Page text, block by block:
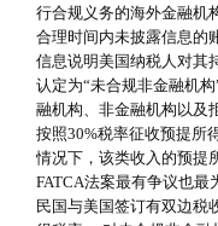
行合规义务的海外金融机
合理时间内未披露信息的
信息说明美国纳税人对其
认定为“未合规非金融机
融机构、非金融机构以及
按照30%税率征收预提所
情况下，该类收入的预提
FATCA法案最有争议也
民国与美国签订有双边税